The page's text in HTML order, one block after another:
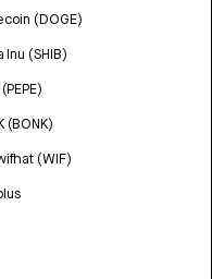
(DOGE)
Inu (SHIB)
(BONK)
(WIF)